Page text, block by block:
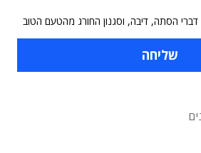
דברי הסתה, דיבה, וסגנון החורג מהטעם הטוב